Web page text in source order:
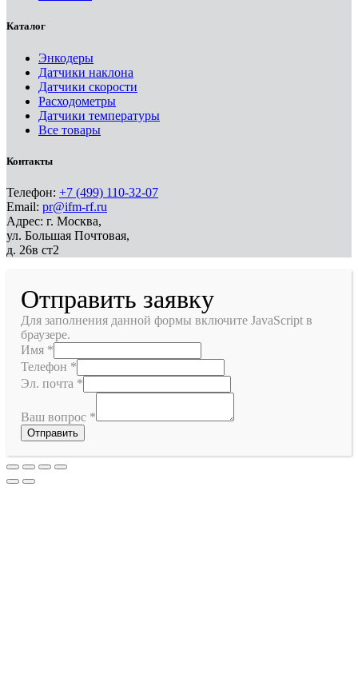
Каталог
Энкодеры
Датчики наклона
Датчики скорости
Расходометры
Датчики температуры
Все товары
Контакты
Телефон: +7 (499) 110-32-07
Email: pr@ifm-rf.ru
Адрес: г. Москва,
ул. Большая Почтовая,
д. 26в ст2
Отправить заявку
Для заполнения данной формы включите JavaScript в
браузере.
Имя *
Телефон *
Эл. почта *
Ваш вопрос *
Отправить